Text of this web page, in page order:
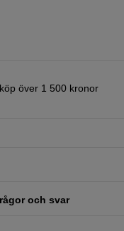
över 1 500 kronor
och svar